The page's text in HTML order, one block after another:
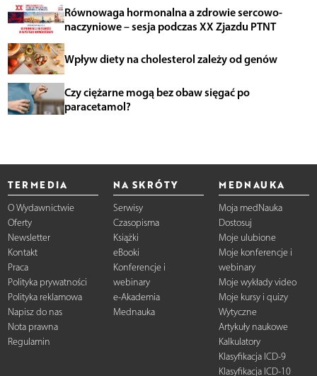
Równowaga hormonalna a zdrowie sercowo-
naczyniowe – sesja podczas XX Zjazdu PTNT
Wpływ diety na cholesterol zależy od genów
Czy ciężarne mogą bez obaw sięgać po
paracetamol?
TERMEDIA
O Wydawnictwie
Oferty
Newsletter
Kontakt
Praca
Polityka prywatności
Polityka reklamowa
Napisz do nas
Nota prawna
Regulamin
NA SKRÓTY
Serwisy
Czasopisma
Książki
eBooki
Konferencje i
webinary
e-Akademia
Mednauka
MEDNAUKA
Moja medNauka
Dostosuj
Moje ulubione
Moje konferencje i
webinary
Moje wykłady video
Moje kursy i quizy
Wytyczne
Artykuły naukowe
Kalkulatory
Klasyfikacja ICD-9
Klasyfikacja ICD-10